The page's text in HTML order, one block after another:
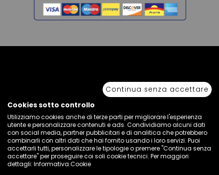
anche parziale.
Via Piave Km 68,600 • 04100 Latina, Italia | P.IVA 01222400598 • N° REA LT -
77855
Continua senza accettare
Cookies sotto controllo
Utilizziamo cookies anche di terze parti per migliorare l'esperienza
utente e personalizzare contenuti e ads. Condividiamo alcuni dati
con social media, partner pubblicitari e di analitica che potrebbero
combinarli con altri dati che hai fornito usando i loro servizi. Puoi
accettarli tutti, personalizzare le tipologie o premere "Continua senza
accettare" per proseguire coi soli cookie tecnici. Per maggiori
dettagli: Informativa Cookie